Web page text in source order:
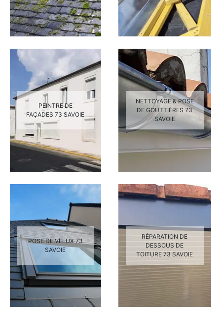
PEINTRE DE
FAÇADES 73 SAVOIE
NETTOYAGE & POSE
DE GOUTTIÈRES 73
SAVOIE
POSE DE VELUX 73
SAVOIE
RÉPARATION DE
DESSOUS DE
TOITURE 73 SAVOIE